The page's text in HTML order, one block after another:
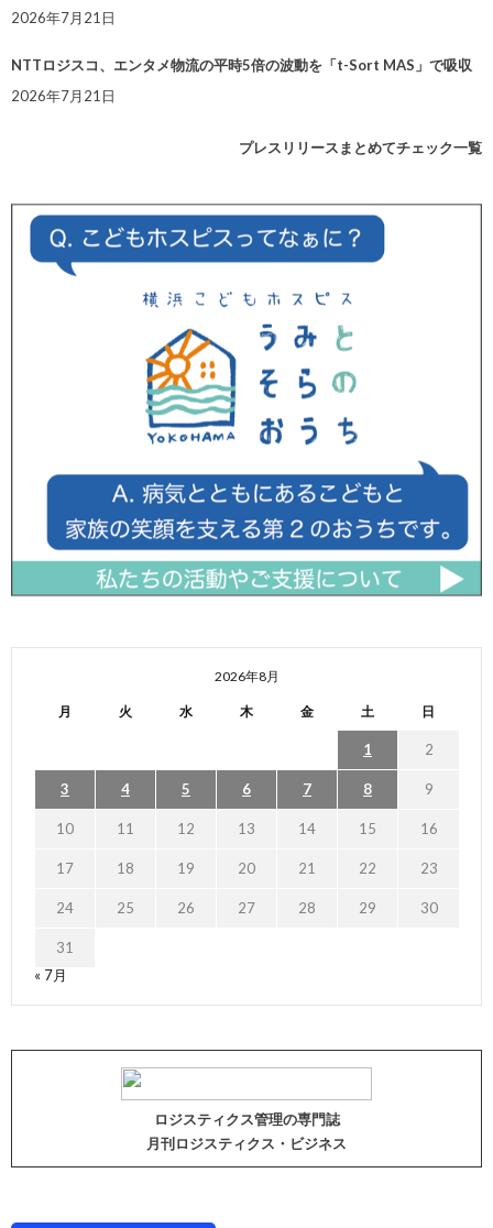
2026年7月21日
NTTロジスコ、エンタメ物流の平時5倍の波動を「t-Sort MAS」で吸収
2026年7月21日
プレスリリースまとめてチェック一覧
2026年8月
月 火 水 木 金 土 日
1 2
3 4 5 6 7 8 9
10 11 12 13 14 15 16
17 18 19 20 21 22 23
24 25 26 27 28 29 30
31
« 7月
ロジスティクス管理の専門誌
月刊ロジスティクス・ビジネス